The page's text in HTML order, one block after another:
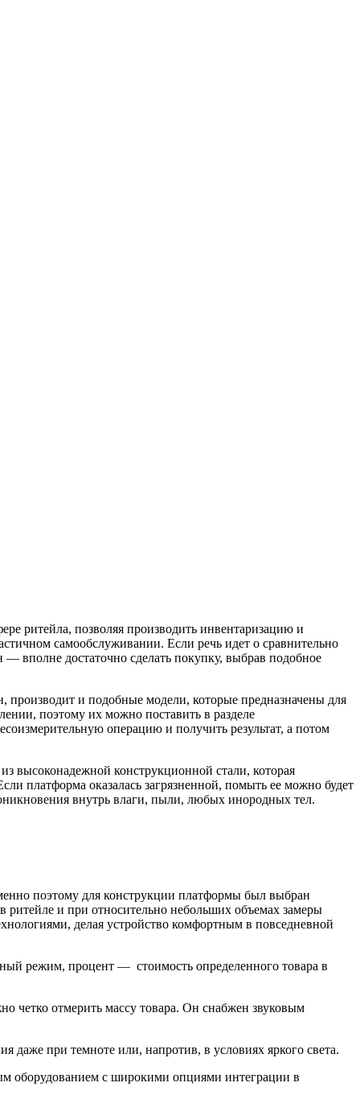
ритейла, позволяя производить инвентаризацию и
самообслуживании. Если речь идет о сравнительно
вполне достаточно сделать покупку, выбрав подобное
и подобные модели, которые предназначены для
поэтому их можно поставить в разделе
операцию и получить результат, а потом
высоконадежной конструкционной стали, которая
платформа оказалась загрязненной, помыть ее можно будет
внутрь влаги, пыли, любых инородных тел.
поэтому для конструкции платформы был выбран
ритейле и при относительно небольших объемах замеры
делая устройство комфортным в повседневной
режим, процент — стоимость определенного товара в
четко отмерить массу товара. Он снабжен звуковым
даже при темноте или, напротив, в условиях яркого света.
оборудованием с широкими опциями интеграции в